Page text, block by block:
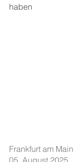
haben
Frankfurt am Main
05. August 2025